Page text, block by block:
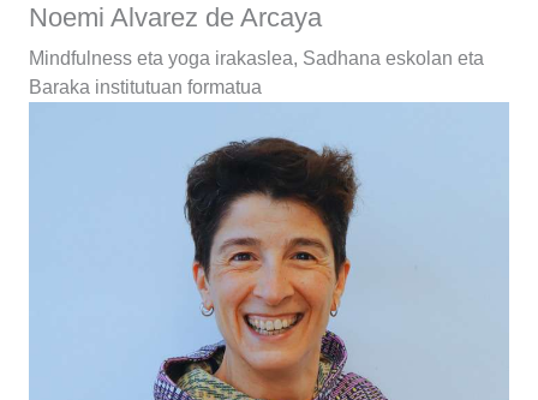
Noemi Alvarez de Arcaya
Mindfulness eta yoga irakaslea, Sadhana eskolan eta
Baraka institutuan formatua